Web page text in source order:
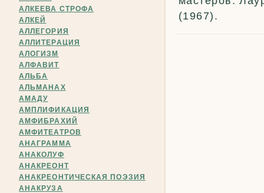
АЛКЕЕВА СТРОФА
АЛКЕЙ
АЛЛЕГОРИЯ
АЛЛИТЕРАЦИЯ
АЛОГИЗМ
АЛФАВИТ
АЛЬБА
АЛЬМАНАХ
АМАДУ
АМПЛИФИКАЦИЯ
АМФИБРАХИЙ
АМФИТЕАТРОВ
АНАГРАММА
АНАКОЛУФ
АНАКРЕОНТ
АНАКРЕОНТИЧЕСКАЯ ПОЭЗИЯ
АНАКРУЗА
(1967).